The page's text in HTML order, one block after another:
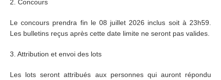
2. Concours
Le concours prendra fin le 08 juillet 2026 inclus soit à 23h59.
Les bulletins reçus après cette date limite ne seront pas valides.
3. Attribution et envoi des lots
Les lots seront attribués aux personnes qui auront répondu